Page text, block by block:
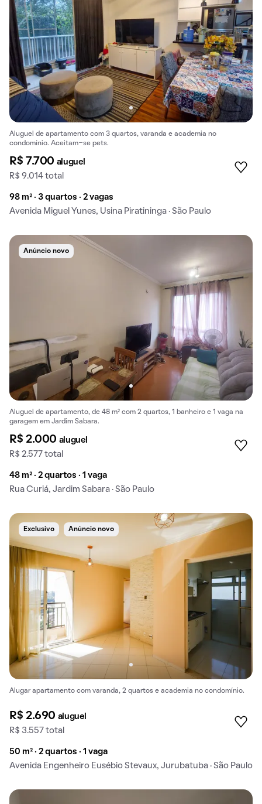
Aluguel de apartamento com 3 quartos, varanda e academia no
condomínio. Aceitam-se pets.
R$ 7.700 aluguel
R$ 9.014 total
98 m² · 3 quartos · 2 vagas
Avenida Miguel Yunes, Usina Piratininga · São Paulo
Anúncio novo
Aluguel de apartamento, de 48 m² com 2 quartos, 1 banheiro e 1 vaga na
garagem em Jardim Sabara.
R$ 2.000 aluguel
R$ 2.577 total
48 m² · 2 quartos · 1 vaga
Rua Curiá, Jardim Sabara · São Paulo
Exclusivo Anúncio novo
Alugar apartamento com varanda, 2 quartos e academia no condomínio.
R$ 2.690 aluguel
R$ 3.557 total
50 m² · 2 quartos · 1 vaga
Avenida Engenheiro Eusébio Stevaux, Jurubatuba · São Paulo